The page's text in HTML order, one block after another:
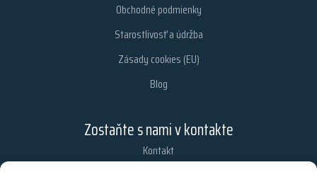
Obchodné podmienky
Starostlivosť a údržba
Zásady cookies (EU)
Blog
Zostaňte s nami v kontakte
Kontakt